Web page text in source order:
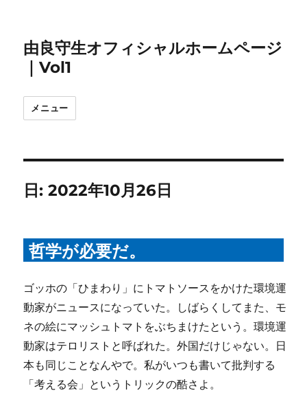
由良守生オフィシャルホームページ
｜Vol1
メニュー
日:2022年10月26日
哲学が必要だ。
ゴッホの「ひまわり」にトマトソースをかけた環境運
動家がニュースになっていた。しばらくしてまた、モ
ネの絵にマッシュトマトをぶちまけたという。環境運
動家はテロリストと呼ばれた。外国だけじゃない。日
本も同じことなんやで。私がいつも書いて批判する
「考える会」というトリックの酷さよ。